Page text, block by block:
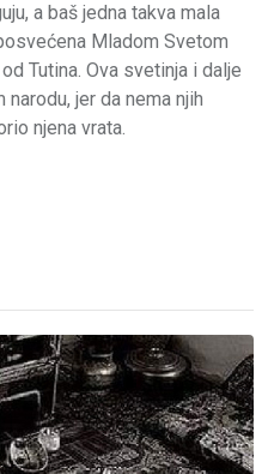
a baš jedna takva mala
Mladom Svetom
Tutina. Ova svetinja i dalje
jer da nema njih
njena vrata.